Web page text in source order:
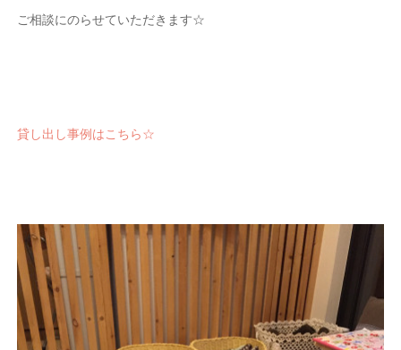
ご相談にのらせていただきます☆
貸し出し事例はこちら☆